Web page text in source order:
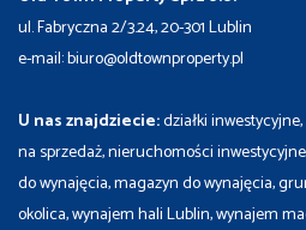
ul. Fabryczna 2/3.24, 20-301 Lublin
e-mail: biuro@oldtownproperty.pl
U nas znajdziecie:działki
na sprzedaż, nieruchomości
do wynajęcia, magazyn do wynajęcia,
okolica, wynajem hali Lublin, wynajem